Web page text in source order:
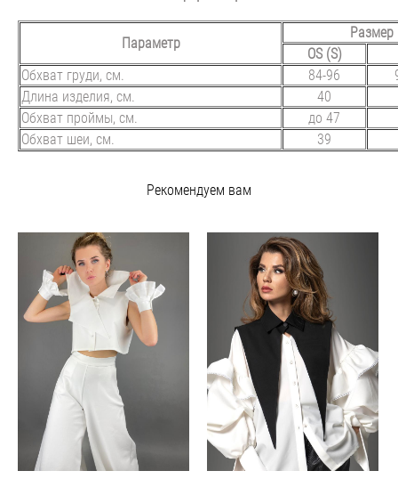
Параметр
Размер
OS (S)
Обхват груди, см.
84-96
Длина изделия, см.
40
Обхват проймы, см.
до 47
Обхват шеи, см.
39
Рекомендуем вам